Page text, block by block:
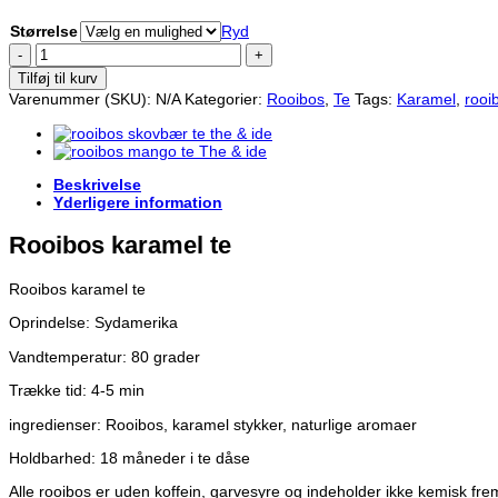
Størrelse
Ryd
Rooibos
karamel
te
antal
Tilføj til kurv
Varenummer (SKU): N/A Kategorier: Rooibos, Te Tags: Karamel,
Beskrivelse
Yderligere information
Rooibos karamel te
Rooibos karamel te
Oprindelse: Sydamerika
Vandtemperatur: 80 grader
Trække tid: 4-5 min
ingredienser: Rooibos, karamel stykker, naturlige aromaer
Holdbarhed: 18 måneder i te dåse
Alle rooibos er uden koffein, garvesyre og indeholder ikke kemisk